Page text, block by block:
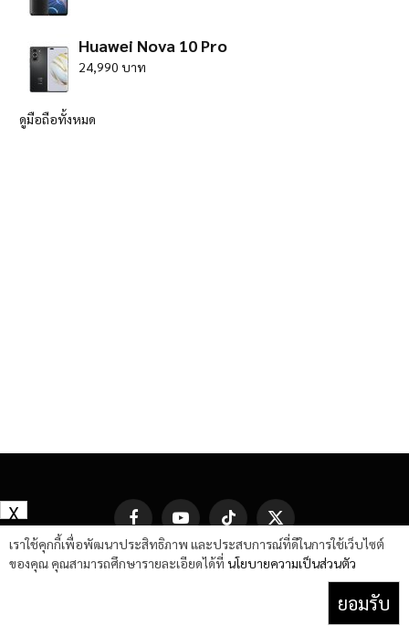
Huawei Nova 10 Pro
24,990 บาท
ดูมือถือทั้งหมด
FacebookYouTube TikTok
X
(Twitter)
เราใช้คุกกี้เพื่อพัฒนาประสิทธิภาพ และประสบการณ์ที่ดีในการใช้เว็บไซต์
ของคุณ คุณสามารถศึกษารายละเอียดได้ที่ นโยบายความเป็นส่วนตัว
ยอมรับ
X